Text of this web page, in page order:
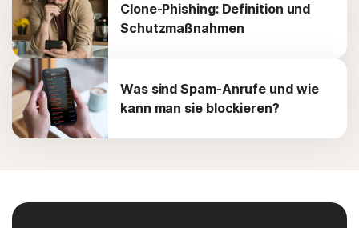
Clone-Phishing: Definition und
Schutzmaßnahmen
Was sind Spam-Anrufe und wie
kann man sie blockieren?